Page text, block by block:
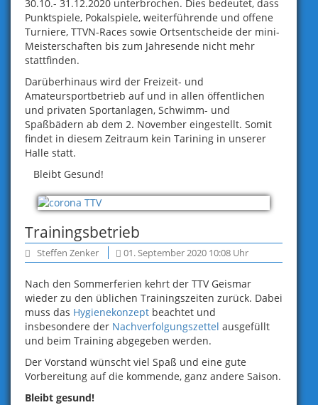
30.10.- 31.12.2020 unterbrochen. Dies bedeutet, dass
Punktspiele, Pokalspiele, weiterführende und offene
Turniere, TTVN-Races sowie Ortsentscheide der mini-
Meisterschaften bis zum Jahresende nicht mehr
stattfinden.
Darüberhinaus wird der Freizeit- und
Amateursportbetrieb auf und in allen öffentlichen
und privaten Sportanlagen, Schwimm- und
Spaßbädern ab dem 2. November eingestellt. Somit
findet in diesem Zeitraum kein Tarining in unserer
Halle statt.
Bleibt Gesund!
Trainingsbetrieb
Steffen Zenker 01. September 2020 10:08 Uhr
Nach den Sommerferien kehrt der TTV Geismar
wieder zu den üblichen Trainingszeiten zurück. Dabei
muss das Hygienekonzept beachtet und
insbesondere der Nachverfolgungszettel ausgefüllt
und beim Training abgegeben werden.
Der Vorstand wünscht viel Spaß und eine gute
Vorbereitung auf die kommende, ganz andere Saison.
Bleibt gesund!